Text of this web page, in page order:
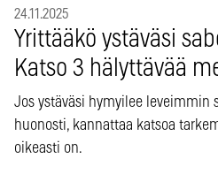
24.11.2025
Yrittääkö ystäväsi
Katso 3 hälyttävää
Jos ystäväsi hymyilee leveimmin
huonosti, kannattaa katsoa
oikeasti on.